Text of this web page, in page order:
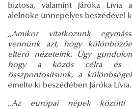
biztosa, valamint Járóka Lívia
alelnöke ünnepélyes beszédével
,,Amikor vitatkozunk
vennünk azt, hogy
eltérő nézeteink. Úgy
hogy a közös célra és
összpontosítsunk, a
emelte ki beszédében Járóka Lívia.
,,Az európai népek közötti